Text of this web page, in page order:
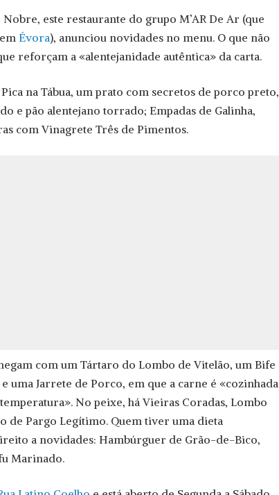
este restaurante do grupo M’AR De Ar (que
Évora), anunciou novidades no menu. O que não
reforçam a «alentejanidade autêntica» da carta.
Pica na Tábua, um prato com secretos de porco preto,
e pão alentejano torrado; Empadas de Galinha,
com Vinagrete Três de Pimentos.
com um Tártaro do Lombo de Vitelão, um Bife
e uma Jarrete de Porco, em que a carne é «cozinhada
No peixe, há Vieiras Coradas, Lombo
de Pargo Legítimo. Quem tiver uma dieta
a novidades: Hambúrguer de Grão-de-Bico,
Marinado.